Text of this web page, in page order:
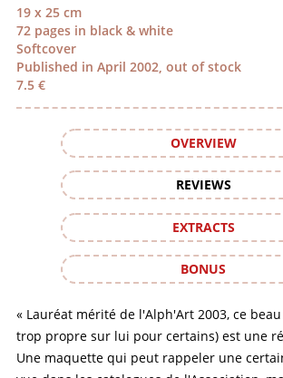
19 x 25 cm
72 pages in black & white
Softcover
Published in April 2002, out of stock
7.5 €
OVERVIEW
REVIEWS
EXTRACTS
BONUS
« Lauréat mérité de l'Alph'Art 2003, ce
trop propre sur lui pour certains) est une
Une maquette qui peut rappeler une